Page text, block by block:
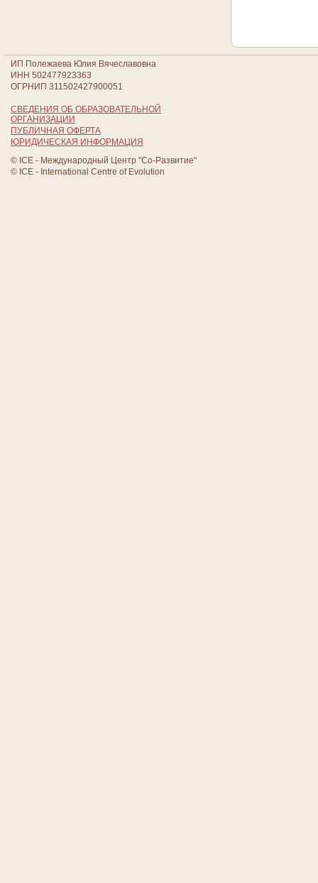
ИП Полежаева Юлия Вячеславовна
ИНН 502477923363
ОГРНИП 311502427900051
СВЕДЕНИЯ ОБ ОБРАЗОВАТЕЛЬНОЙ
ОРГАНИЗАЦИИ
ПУБЛИЧНАЯ ОФЕРТА
ЮРИДИЧЕСКАЯ ИНФОРМАЦИЯ
© ICE - Международный Центр "Со-Развитие"
© ICE - International Centre of Evolution